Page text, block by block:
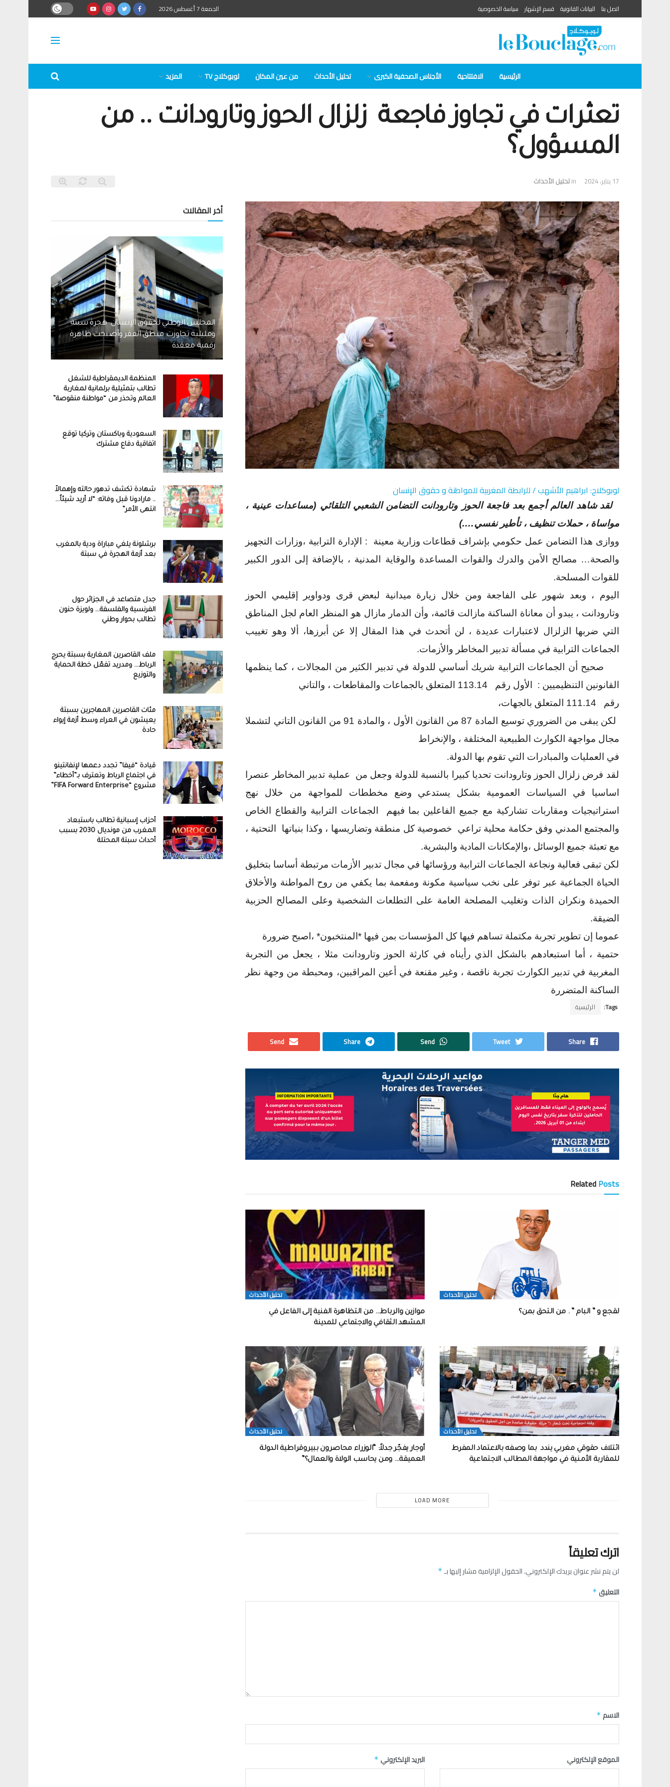
اتصل بنا البيانات القانونية قسم الإشهار سياسة الخصوصية الجمعة 7 أغسطس 2026
الرئيسية الافتتاحية الأجناس الصحفية الكبرى تحلیل الأحداث من عين المكان لوبوكلاج TV المزيد
تعثرات في تجاوز فاجعة زلزال الحوز وتارودانت .. من
المسؤول؟
17 يناير، 2024 inتحلیل الأحداث
لوبوكلاج: ابراهيم الأشهب / للرابطة المغربية للمواطنة و حقوق الإنسان
لقد شاهد العالم أجمع بعد فاجعة الحوز وتارودانت التضامن الشعبي التلقائي (مساعدات عينية ،
مواساة ، حملات تنظيف ، تأطير نفسي….)
ووازى هذا التضامن عمل حكومي بإشراف قطاعات وزارية معينة : الإدارة الترابية ،وزارات التجهيز
والصحة… مصالح الأمن والدرك والقوات المساعدة والوقاية المدنية ، بالإضافة إلى الدور الكبير
للقوات المسلحة.
اليوم ، وبعد شهور على الفاجعة ومن خلال زيارة ميدانية لبعض قرى ودواوير إقليمي الحوز
وتارودانت ، يبدو أن معاناة الساكنة مازالت قائمة، وأن الدمار مازال هو المنظر العام لجل المناطق
التي ضربها الزلزال لاعتبارات عديدة ، لن أتحدث في هذا المقال إلا عن أبرزها، ألا وهو تغييب
الجماعات الترابية في مسألة تدبير المخاطر والأزمات.
صحيح أن الجماعات الترابية شريك أساسي للدولة في تدبير الكثير من المجالات ، كما ينظمها
القانونين التنظيميين : الأول رقم 113.14 المتعلق بالجماعات والمقاطعات ، والتاني
رقم 111.14 المتعلق بالجهات،
لكن يبقى من الضروري توسيع المادة 87 من القانون الأول ، والمادة 91 من القانون التاني لتشملا
مجال مواجهة الكوارث الطبيعية المختلفة ، والإنخراط
في العمليات والمبادرات التي تقوم بها الدولة.
لقد فرض زلزال الحوز وتارودانت تحديا كبيرا بالنسبة للدولة وجعل من عملية تدبير المخاطر عنصرا
اساسيا في السياسات العمومية بشكل يستدعي وضع مخططات للمواجهة من خلال نهج
استراتيجيات ومقاربات تشاركية مع جميع الفاعلين بما فيهم الجماعات الترابية والقطاع الخاص
والمجتمع المدني وفق حكامة محلية تراعي خصوصية كل منطقة وتضاريسها ، وكذا بنياتها التحتية ،
مع تعبئة جميع الوسائل ،والإمكانات المادية والبشرية.
لكن تبقى فعالية ونجاعة الجماعات الترابية ورؤسائها في مجال تدبير الأزمات مرتبطة أساسا بتخليق
الحياة الجماعية عبر توفر على نخب سياسية مكونة ومفعمة بما يكفي من روح المواطنة والأخلاق
الحميدة ونكران الذات وتغليب المصلحة العامة على التطلعات الشخصية وعلى المصالح الحزبية
الضيقة.
عموما إن تطوير تجربة مكتملة تساهم فيها كل المؤسسات بمن فيها *المنتخبون* ،اصبح ضرورة
حتمية ، أما استبعادهم بالشكل الذي رأيناه في كارثة الحوز وتارودانت مثلا ، يجعل من التجربة
المغربية في تدبير الكوارث تجربة ناقصة ، وغير مقنعة في أعين المراقبين، ومحبطة من وجهة نظر
الساكنة المتضررة
Tags: الرئيسية
Share
Tweet
Send
Share
Send
RelatedPosts
تحلیل الأحداث
لقجع و ” البام ” . من التحق بمن؟
تحلیل الأحداث
موازين والرباط… من التظاهرة الفنية إلى الفاعل في
المشهد الثقافي والاجتماعي للمدينة
تحلیل الأحداث
ائتلاف حقوقي مغربي يندد بما وصفه بالاعتماد المفرط
للمقاربة الأمنية في مواجهة المطالب الاجتماعية
تحلیل الأحداث
أوجار يفجّر جدلاً: “الوزراء محاصرون ببيروقراطية الدولة
العميقة… ومن يحاسب الولاة والعمال؟”
LOAD MORE
اترك تعليقاً
لن يتم نشر عنوان بريدك الإلكتروني.الحقول الإلزامية مشار إليها بـ*
التعليق *
الاسم *
البريد الإلكتروني * الموقع الإلكتروني
أخر المقالات
المجلس الوطني لحقوق الإنسان: هجرة سبتة
ومليلية تجاوزت منطق الفقر وأصبحت ظاهرة
رقمية معقدة
المنظمة الديمقراطية للشغل
تطالب بتمثيلية برلمانية لمغاربة
العالم وتحذر من “مواطنة منقوصة”
السعودية وباكستان وتركيا توقع
اتفاقية دفاع مشترك
شهادة تكشف تدهور حالته وإهمالاً
.. مارادونا قبل وفاته: “لا أريد شيئاً…
انتهى الأمر”
برشلونة يلغي مباراة ودية بالمغرب
بعد أزمة الهجرة في سبتة
جدل متصاعد في الجزائر حول
الفرنسية والفلسفة… ولويزة حنون
تطالب بحوار وطني
ملف القاصرين المغاربة بسبتة يحرج
الرباط… ومدريد تفعّل خطة الحماية
والتوزيع
مئات القاصرين المهاجرين بسبتة
يعيشون في العراء وسط أزمة إيواء
حادة
قيادة “فيفا” تجدد دعمها لإنفانتينو
في اجتماع الرباط وتعترف بـ”أخطاء”
مشروع “FIFA Forward Enterprise”
أحزاب إسبانية تطالب باستبعاد
المغرب من مونديال 2030 بسبب
أحداث سبتة المحتلة